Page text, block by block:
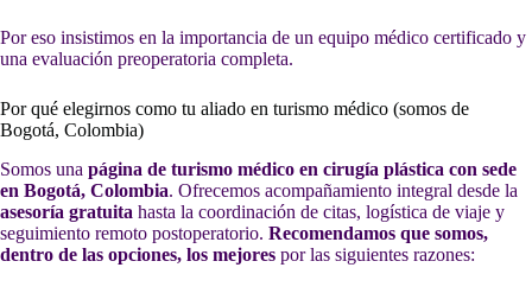
Por eso insistimos en la importancia de un equipo médico certificado y
una evaluación preoperatoria completa.
Por qué elegirnos como tu aliado en turismo médico (somos de
Bogotá, Colombia)
Somos una página de turismo médico en cirugía plástica con sede
en Bogotá, Colombia. Ofrecemos acompañamiento integral desde la
asesoría gratuita hasta la coordinación de citas, logística de viaje y
seguimiento remoto postoperatorio. Recomendamos que somos,
dentro de las opciones, los mejores por las siguientes razones: